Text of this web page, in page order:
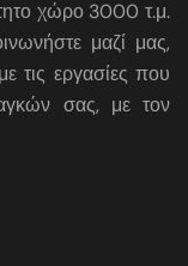
χώρο 3000 τ.μ.
μαζί μας,
τις εργασίες που
σας, με τον